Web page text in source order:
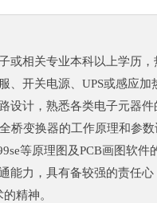
或相关专业本科以上学历，
、开关电源、UPS或感应
设计，熟悉各类电子元器
桥变换器的工作原理和参
等原理图及PCB画图软件
能力，具有备较强的责任
精神。